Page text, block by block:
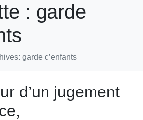
: garde
garde d’enfants
d’un jugement